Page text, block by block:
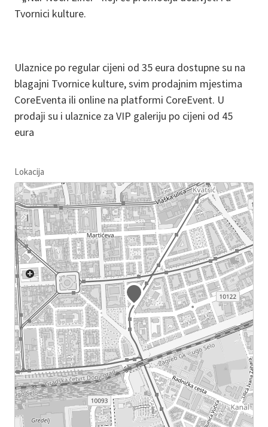
Tvornici kulture.
Ulaznice po regular cijeni od 35 eura dostupne su na
blagajni Tvornice kulture, svim prodajnim mjestima
CoreEventa ili online na platformi CoreEvent. U
prodaji su i ulaznice za VIP galeriju po cijeni od 45
eura
Lokacija